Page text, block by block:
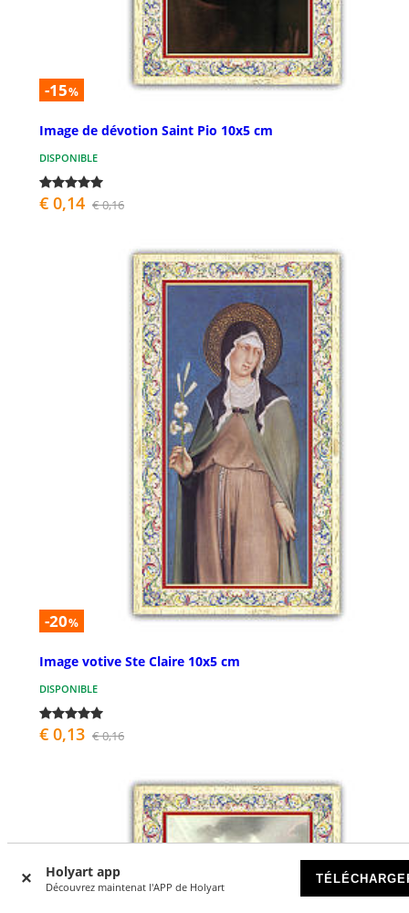
Holyart app
Découvrez maintenat l'APP de Holyart
-15%
Image de dévotion Saint Pio 10x5 cm
DISPONIBLE
€ 0,14 € 0,16
-20%
Image votive Ste Claire 10x5 cm
DISPONIBLE
€ 0,13 € 0,16